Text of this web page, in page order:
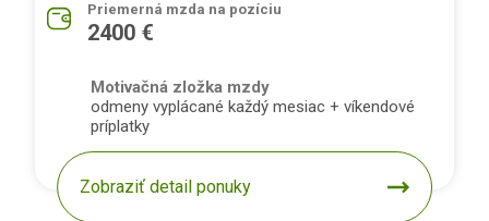
Priemerná mzda na pozíciu
2400 €
Motivačná zložka mzdy
odmeny vyplácané každý mesiac + víkendové
príplatky
Zobraziť detail ponuky